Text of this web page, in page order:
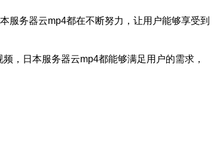
服务器云mp4都在不断努力，让用户能够享受到
，日本服务器云mp4都能够满足用户的需求，